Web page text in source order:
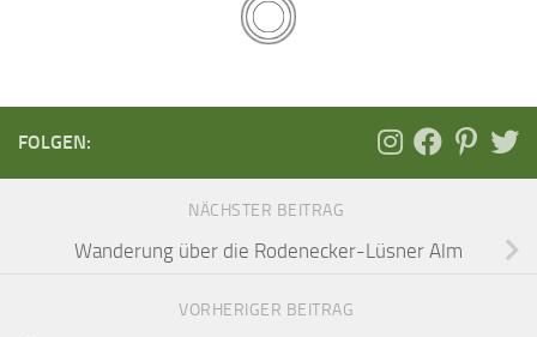
FOLGEN:
NÄCHSTER BEITRAG
Wanderung über die Rodenecker-Lüsner Alm
VORHERIGER BEITRAG